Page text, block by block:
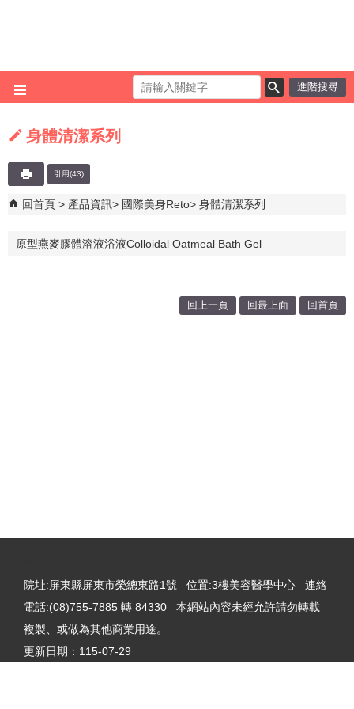
進階搜尋
身體清潔系列
引用(43)
回首頁 產品資訊 國際美身Reto 身體清潔系列
原型燕麥膠體溶液浴液Colloidal Oatmeal Bath Gel
回上一頁 回最上面 回首頁
院址:屏東縣屏東市榮總東路1號 位置:3樓美容醫學中心 連絡
電話:(08)755-7885 轉 84330 本網站內容未經允許請勿轉載
複製、或做為其他商業用途。
更新日期： 115-07-29